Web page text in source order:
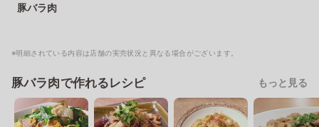
豚バラ肉
※明細されている内容は店舗の実売状況と異なる場合がございます。
豚バラ肉で作れるレシピ もっと見る